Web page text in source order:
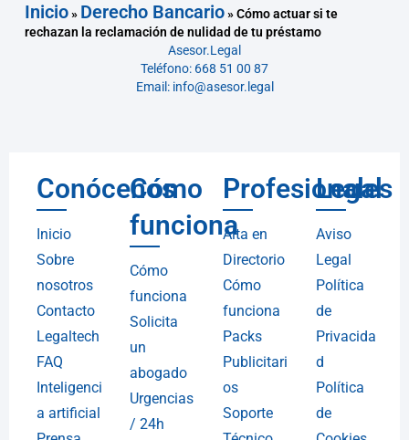
Inicio» Derecho Bancario»Cómo actuar si te
rechazan la reclamación de nulidad de tu préstamo
Asesor.Legal
Teléfono: 668 51 00 87
Email: info@asesor.legal
Conócenos
Inicio
Sobre
nosotros
Contacto
Legaltech
FAQ
Inteligenci
a artificial
Cómo
funciona
Cómo
funciona
Solicita
un
abogado
Urgencias
/ 24h
Profesionales
Alta en
Directorio
Cómo
funciona
Packs
Publicitari
os
Soporte
Legal
Aviso
Legal
Política
de
Privacida
d
Política
de